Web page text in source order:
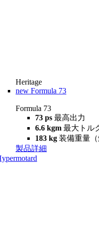
Heritage
new Formula 73
Formula 73
73 ps 最高出力
6.6 kgm 最大トル
183 kg 装備重量（
製品詳細